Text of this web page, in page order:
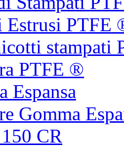
Estrusi PTFE
stampati
PTFE ®
Espansa
Gomma
CR